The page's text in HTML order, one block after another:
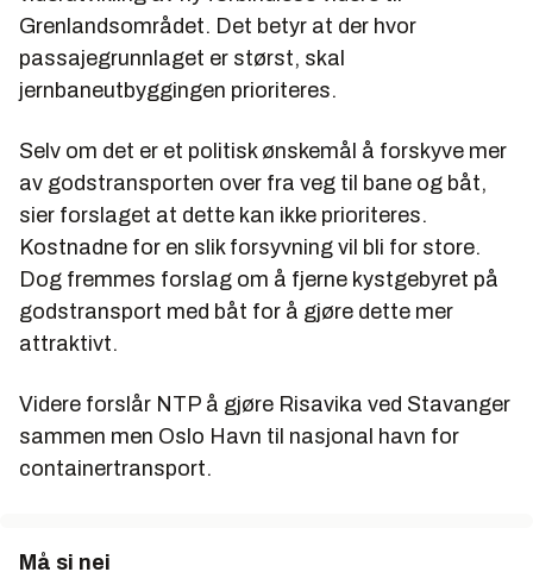
Grenlandsområdet. Det betyr at der hvor
passajegrunnlaget er størst, skal
jernbaneutbyggingen prioriteres.
Selv om det er et politisk ønskemål å forskyve mer
av godstransporten over fra veg til bane og båt,
sier forslaget at dette kan ikke prioriteres.
Kostnadne for en slik forsyvning vil bli for store.
Dog fremmes forslag om å fjerne kystgebyret på
godstransport med båt for å gjøre dette mer
attraktivt.
Videre forslår NTP å gjøre Risavika ved Stavanger
sammen men Oslo Havn til nasjonal havn for
containertransport.
Må si nei